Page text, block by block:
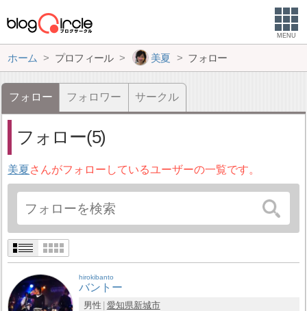
MENU
ホーム プロフィール 美夏 フォロー
フォロー フォロワー サークル
フォロー(5)
美夏さんがフォローしているユーザーの一覧です。
hirokibanto
バントー
男性 愛知県新城市